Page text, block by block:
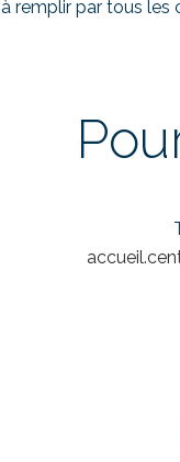
à remplir par tous les